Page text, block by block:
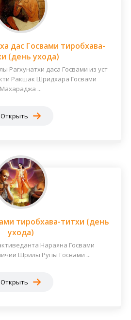
дас Госвами тиробхава-
(день ухода)
Рагхунатхи даса Госвами из уст
Ракшак Шридхара Госвами
Махараджа ...
Открыть
тиробхава-титхи (день
ухода)
Нараяна Госвами
Шрилы Рупы Госвами ...
Открыть